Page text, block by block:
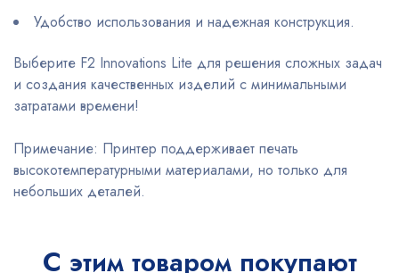
Удобство использования и надежная конструкция.
Выберите F2 Innovations Lite для решения сложных задач
и создания качественных изделий с минимальными
затратами времени!
Примечание: Принтер поддерживает печать
высокотемпературными материалами, но только для
небольших деталей.
С этим товаром покупают